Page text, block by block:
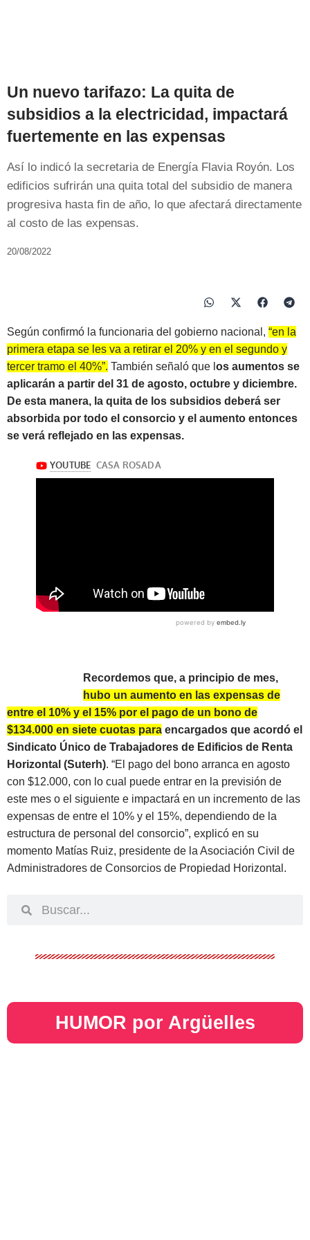
Un nuevo tarifazo: La quita de
subsidios a la electricidad, impactará
fuertemente en las expensas
Así lo indicó la secretaria de Energía Flavia Royón. Los
edificios sufrirán una quita total del subsidio de manera
progresiva hasta fin de año, lo que afectará directamente
al costo de las expensas.
20/08/2022
Según confirmó la funcionaria del gobierno nacional, “en la
primera etapa se les va a retirar el 20% y en el segundo y
tercer tramo el 40%”. También señaló que l os aumentos se
aplicarán a partir del 31 de agosto, octubre y diciembre.
De esta manera, la quita de los subsidios deberá ser
absorbida por todo el consorcio y el aumento entonces
se verá reflejado en las expensas.
Recordemos que, a principio de mes,
hubo un aumento en las expensas de
entre el 10% y el 15% por el pago de un bono de
$134.000 en siete cuotas para encargados que acordó el
Sindicato Único de Trabajadores de Edificios de Renta
Horizontal (Suterh). “El pago del bono arranca en agosto
con $12.000, con lo cual puede entrar en la previsión de
este mes o el siguiente e impactará en un incremento de las
expensas de entre el 10% y el 15%, dependiendo de la
estructura de personal del consorcio”, explicó en su
momento Matías Ruiz, presidente de la Asociación Civil de
Administradores de Consorcios de Propiedad Horizontal.
HUMOR por Argüelles​